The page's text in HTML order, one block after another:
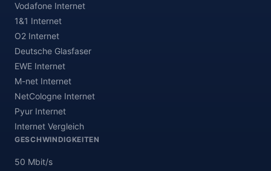
Vodafone Internet
1&1 Internet
O2 Internet
Deutsche Glasfaser
EWE Internet
M-net Internet
NetCologne Internet
Pyur Internet
Internet Vergleich
GESCHWINDIGKEITEN
50 Mbit/s